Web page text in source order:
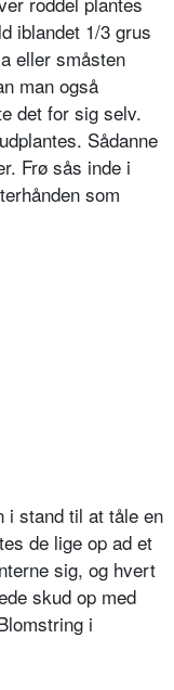
iblandet 1/3 grus
eller småsten
man også
det for sig selv.
Sådanne
Frø sås inde i
som
i stand til at tåle en
de lige op ad et
sig, og hvert
skud op med
i